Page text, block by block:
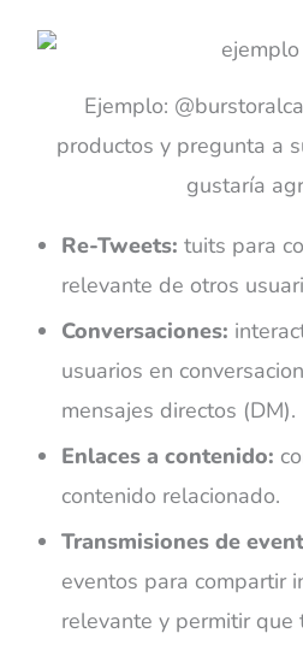
Ejemplo:
productos y pregunta a
gustaría
Re-Tweets: tuits para
relevante de otros
Conversaciones:
usuarios en
mensajes directos (DM).
Enlaces a contenido:
contenido relacionado.
Transmisiones de
eventos para compartir
relevante y permitir que